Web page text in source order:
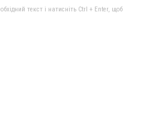
текст і натисніть Ctrl + Enter, щоб